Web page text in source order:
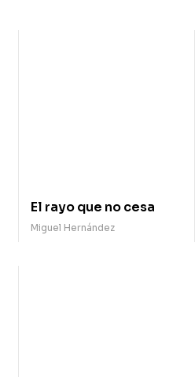
El rayo que no cesa
Miguel Hernández